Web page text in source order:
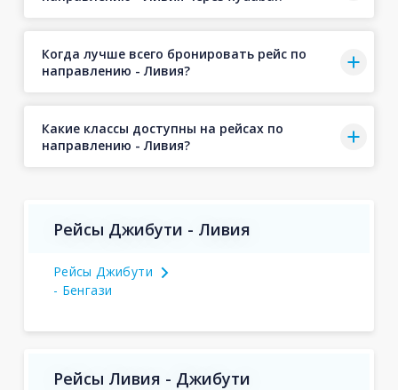
Когда лучше всего бронировать рейс по
направлению - Ливия?
Какие классы доступны на рейсах по
направлению - Ливия?
Рейсы Джибути - Ливия
Рейсы Джибути
- Бенгази
Рейсы Ливия - Джибути